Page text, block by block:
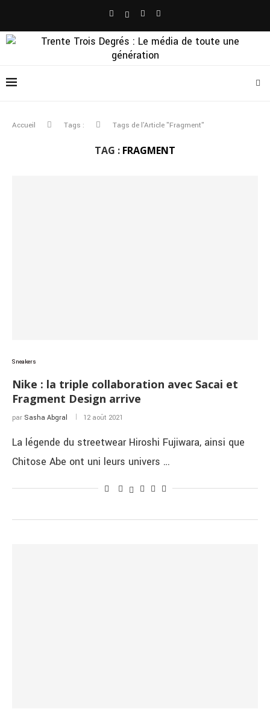
Accueil Tags : Tags de l'Article "Fragment"
TAG : FRAGMENT
Sneakers
Nike : la triple collaboration avec Sacai et
Fragment Design arrive
par Sasha Abgral 12 août 2021
La légende du streetwear Hiroshi Fujiwara, ainsi que
Chitose Abe ont uni leurs univers …